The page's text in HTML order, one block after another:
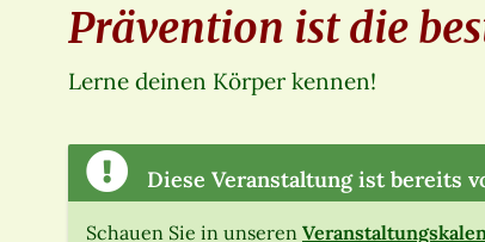
Prävention ist die
Lerne deinen Körper kennen!
Diese Veranstaltung ist bereits
Schauen Sie in unseren